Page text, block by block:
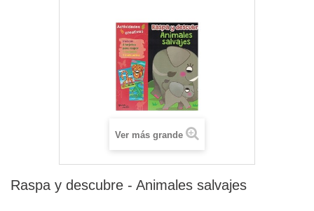
Ver más grande
Raspa y descubre - Animales salvajes